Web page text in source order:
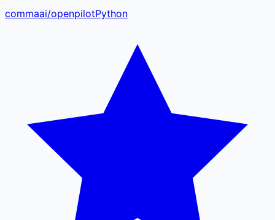
commaai/openpilotPython